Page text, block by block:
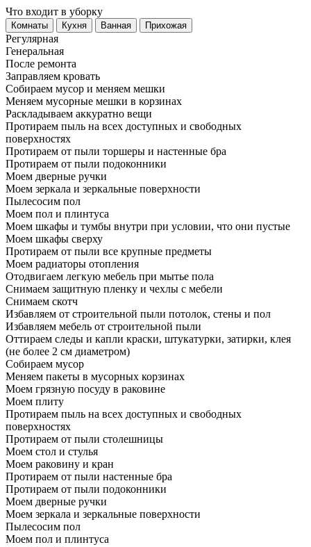
Что входит в уборку
Регу­лярная
Гене­ральная
После ремонта
Заправляем кровать
Собираем мусор и меняем мешки
Меняем мусорные мешки в корзинах
Раскладываем аккуратно вещи
Протираем пыль на всех доступных и свободных
поверхностях
Протираем от пыли торшеры и настенные бра
Протираем от пыли подоконники
Моем дверные ручки
Моем зеркала и зеркальные поверхности
Пылесосим пол
Моем пол и плинтуса
Моем шкафы и тумбы внутри при условии, что они пустые
Моем шкафы сверху
Протираем от пыли все крупные предметы
Моем радиаторы отопления
Отодвигаем легкую мебель при мытье пола
Снимаем защитную пленку и чехлы с мебели
Снимаем скотч
Избавляем от строительной пыли потолок, стены и пол
Избавляем мебель от строительной пыли
Оттираем следы и капли краски, штукатурки, затирки, клея
(не более 2 см диаметром)
Собираем мусор
Меняем пакеты в мусорных корзинах
Моем грязную посуду в раковине
Моем плиту
Протираем пыль на всех доступных и свободных
поверхностях
Протираем от пыли столешницы
Моем стол и стулья
Моем раковину и кран
Протираем от пыли настенные бра
Протираем от пыли подоконники
Моем дверные ручки
Моем зеркала и зеркальные поверхности
Пылесосим пол
Моем пол и плинтуса